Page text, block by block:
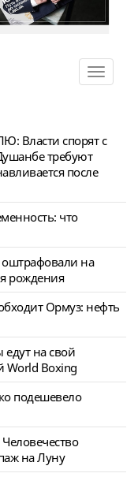
Toggle
Власти спорят с
требуют
после
что
оштрафовали на
рождения
Ормуз: нефть
едут на свой
World Boxing
подешевело
Человечество
на Луну